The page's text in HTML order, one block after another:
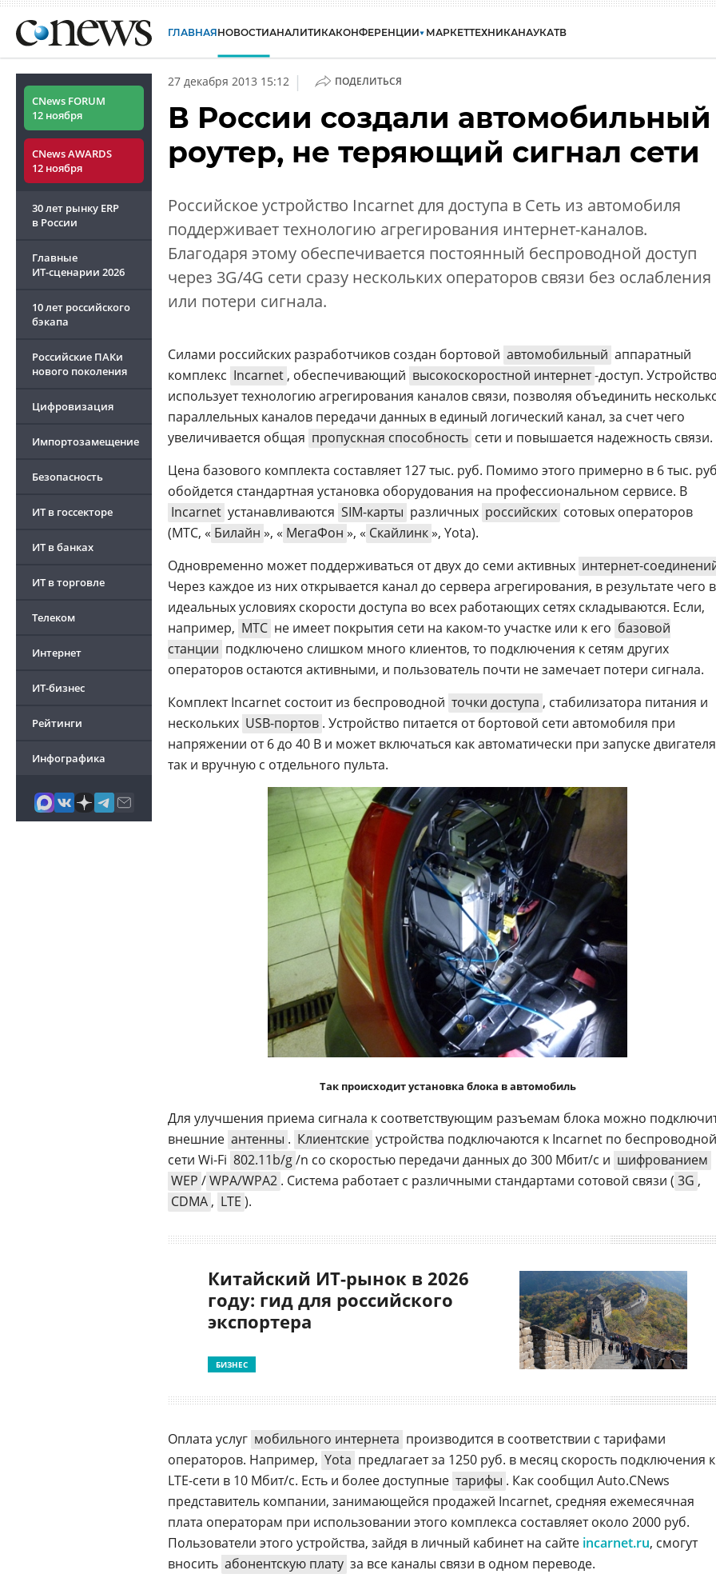
ГЛАВНАЯНОВОСТИАНАЛИТИКАКОНФЕРЕНЦИИ МАРКЕТТЕХНИКАНАУКАТВ
CNews FORUM
12 ноября
CNews AWARDS
12 ноября
30 лет рынку ERP
в России
Главные
ИТ-сценарии 2026
10 лет российского
бэкапа
Российские ПАКи
нового поколения
Цифровизация
Импортозамещение
Безопасность
ИТ в госсекторе
ИТ в банках
ИТ в торговле
Телеком
Интернет
ИТ-бизнес
Рейтинги
Инфографика
27 декабря 2013 15:12 | ПОДЕЛИТЬСЯ
В России создали автомобильный
роутер, не теряющий сигнал сети
Российское устройство Incarnet для доступа в Сеть из автомобиля
поддерживает технологию агрегирования интернет-каналов.
Благодаря этому обеспечивается постоянный беспроводной доступ
через 3G/4G сети сразу нескольких операторов связи без ослабления
или потери сигнала.
Силами российских разработчиков создан бортовой автомобильный аппаратный
комплекс Incarnet , обеспечивающий высокоскоростной интернет-доступ.
использует технологию агрегирования каналов связи, позволяя объединить
параллельных каналов передачи данных в единый логический канал, за счет чего
увеличивается общая пропускная способность сети и повышается надежность связи.
Цена базового комплекта составляет 127 тыс. руб. Помимо этого примерно в 6 тыс.
обойдется стандартная установка оборудования на профессиональном сервисе. В
Incarnet устанавливаются SIM-карты различных российских сотовых операторов
(МТС, « Билайн », « МегаФон », « Скайлинк», Yota).
Одновременно может поддерживаться от двух до семи активных интернет-
Через каждое из них открывается канал до сервера агрегирования, в результате чего в
идеальных условиях скорости доступа во всех работающих сетях складываются. Если,
например, МТС не имеет покрытия сети на каком-то участке или к его базовой
станции подключено слишком много клиентов, то подключения к сетям других
операторов остаются активными, и пользователь почти не замечает потери сигнала.
Комплект Incarnet состоит из беспроводной точки доступа , стабилизатора питания и
нескольких USB-портов . Устройство питается от бортовой сети автомобиля при
напряжении от 6 до 40 В и может включаться как автоматически при запуске
так и вручную с отдельного пульта.
Так происходит установка блока в автомобиль
Для улучшения приема сигнала к соответствующим разъемам блока можно
внешние антенны . Клиентские устройства подключаются к Incarnet по беспроводной
сети Wi-Fi 802.11b/g/n со скоростью передачи данных до 300 Мбит/c и шифрованием
WEP /WPA/WPA2 . Система работает с различными стандартами сотовой связи ( 3G ,
CDMA , LTE ).
Китайский ИТ-рынок в 2026
году: гид для российского
экспортера
БИЗНЕС
Оплата услуг мобильного интернета производится в соответствии с тарифами
операторов. Например, Yota предлагает за 1250 руб. в месяц скорость подключения к
LTE-сети в 10 Мбит/с. Есть и более доступные тарифы . Как сообщил Auto.CNews
представитель компании, занимающейся продажей Incarnet, средняя ежемесячная
плата операторам при использовании этого комплекса составляет около 2000 руб.
Пользователи этого устройства, зайдя в личный кабинет на сайте incarnet.ru, смогут
вносить абонентскую плату за все каналы связи в одном переводе.